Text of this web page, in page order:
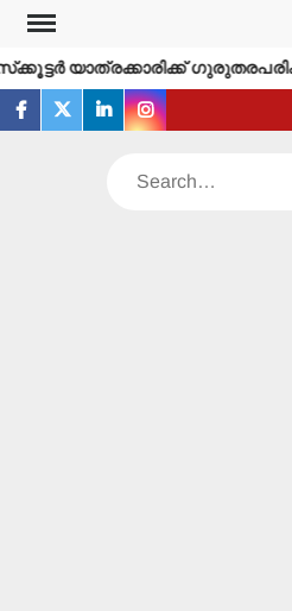
Skip
content യാത്രക്കാരിക്ക് ഗുരുതരപരിക്ക്
facebook
twitterlinkedininstagram
Search